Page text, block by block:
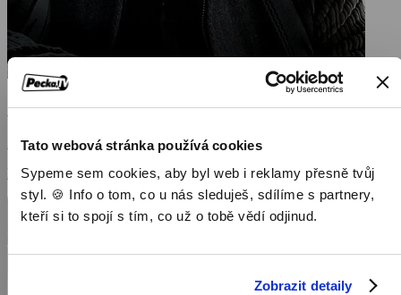
Tato webová stránka používá cookies
Sypeme sem cookies, aby byl web i reklamy přesně tvůj
styl. 🍪 Info o tom, co u nás sleduješ, sdílíme s partnery,
kteří si to spojí s tím, co už o tobě vědí odjinud.
Zobrazit detaily
Cry Macho
2021, USA, 104 min
Filmy / Filmy různých žánrů / Dramatické filmy / Western